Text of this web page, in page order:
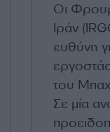
Οι
Ιράν
ευθύνη
του
Σε μία